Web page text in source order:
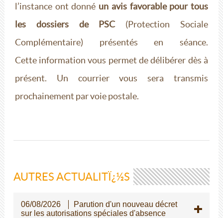
l’instance ont donné un avis favorable pour tous
les dossiers de PSC(Protection Sociale
Complémentaire) présentés en séance.
Cette information vous permet de délibérer dès à
présent. Un courrier vous sera transmis
prochainement par voie postale.
AUTRES ACTUALITÏ¿½S
06/08/2026
Parution d'un nouveau décret
sur les autorisations spéciales d'absence